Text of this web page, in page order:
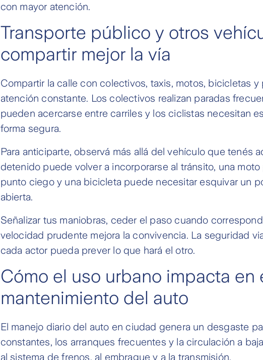
con mayor atención.
Transporte público y otros
compartir mejor la vía
Compartir la calle con colectivos, taxis, motos, bicicletas y
atención constante. Los colectivos realizan paradas
pueden acercarse entre carriles y los ciclistas necesitan
forma segura.
Para anticiparte, observá más allá del vehículo que tenés
detenido puede volver a incorporarse al tránsito, una
punto ciego y una bicicleta puede necesitar esquivar un
abierta.
Señalizar tus maniobras, ceder el paso cuando
velocidad prudente mejora la convivencia. La seguridad
cada actor pueda prever lo que hará el otro.
Cómo el uso urbano impacta en
mantenimiento del auto
El manejo diario del auto en ciudad genera un desgaste
constantes, los arranques frecuentes y la circulación a
al sistema de frenos, al embrague y a la transmisión.